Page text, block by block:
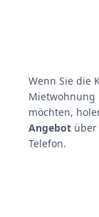
Wenn Sie die
Mietwohnung
möchten,
Angebot
Telefon.